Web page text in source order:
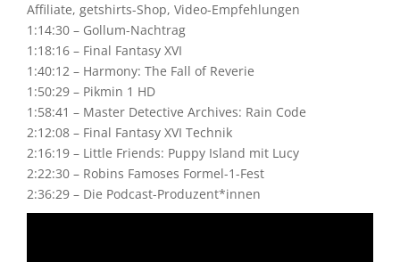
Affiliate, getshirts-Shop, Video-Empfehlungen
1:14:30 – Gollum-Nachtrag
1:18:16 – Final Fantasy XVI
1:40:12 – Harmony: The Fall of Reverie
1:50:29 – Pikmin 1 HD
1:58:41 – Master Detective Archives: Rain Code
2:12:08 – Final Fantasy XVI Technik
2:16:19 – Little Friends: Puppy Island mit Lucy
2:22:30 – Robins Famoses Formel-1-Fest
2:36:29 – Die Podcast-Produzent*innen